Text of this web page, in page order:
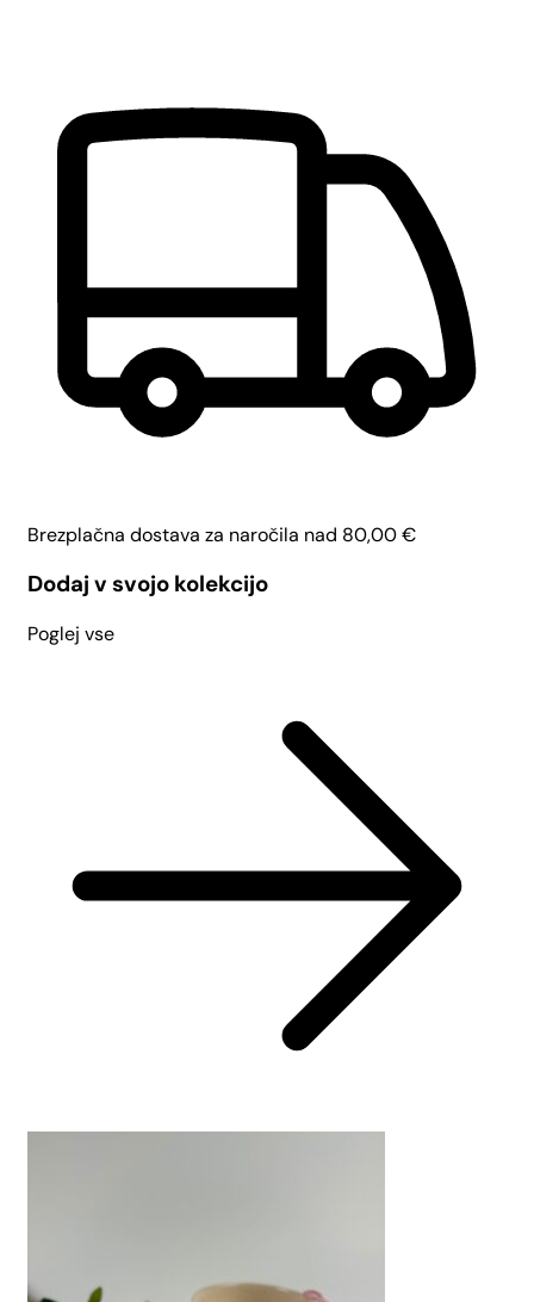
Brezplačna dostava za naročila nad 80,00€
Dodaj v svojo kolekcijo
Poglej vse